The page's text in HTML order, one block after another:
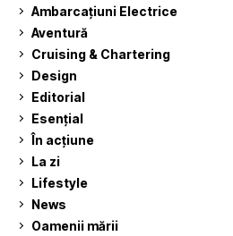
Ambarcațiuni Electrice
Aventură
Cruising & Chartering
Design
Editorial
Esențial
În acțiune
La zi
Lifestyle
News
Oamenii mării